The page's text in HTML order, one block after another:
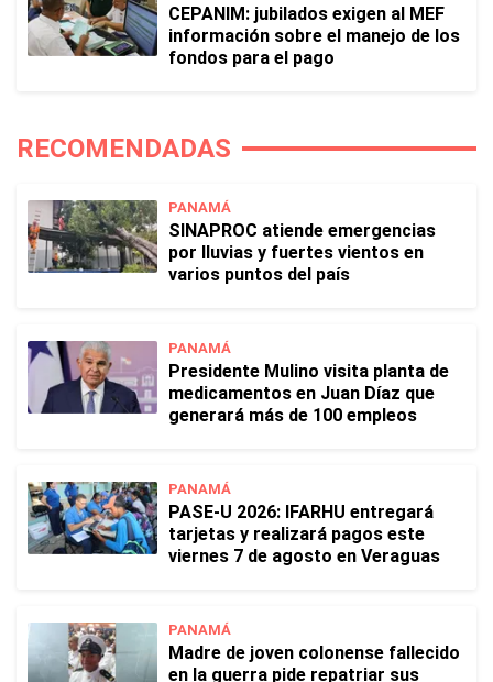
CEPANIM: jubilados exigen al MEF
información sobre el manejo de los
fondos para el pago
RECOMENDADAS
PANAMÁ
SINAPROC atiende emergencias
por lluvias y fuertes vientos en
varios puntos del país
PANAMÁ
Presidente Mulino visita planta de
medicamentos en Juan Díaz que
generará más de 100 empleos
PANAMÁ
PASE-U 2026: IFARHU entregará
tarjetas y realizará pagos este
viernes 7 de agosto en Veraguas
PANAMÁ
Madre de joven colonense fallecido
en la guerra pide repatriar sus